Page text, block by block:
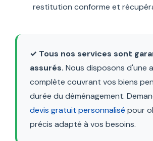
restitution conforme et
✓ Tous nos services sont
assurés. Nous disposons d'une
complète couvrant vos biens
durée du déménagement.
devis gratuit personnalisé pour
précis adapté à vos besoins.